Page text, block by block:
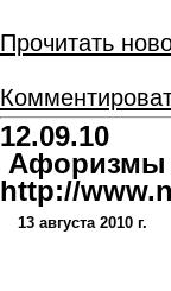
Прочитать
12.09.10
Афоризмы
http://
13 августа 2010 г.